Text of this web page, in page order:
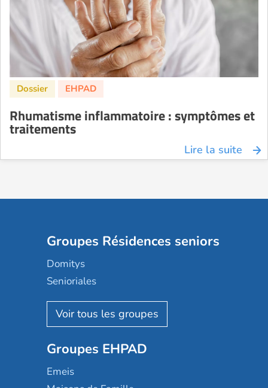
Rhumatisme inflammatoire : symptômes et
traitements
Lire la suite
Groupes Résidences seniors
Domitys
Senioriales
Nohée
Les Résidentiels
Mobicap
Domusvi
Groupes EHPAD
Emeis